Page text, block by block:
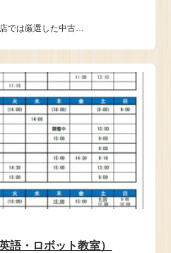
では厳選した中古…
語・ロボット教室）